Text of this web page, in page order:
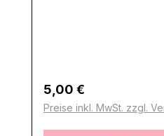
Regulärer Preis:
5,00 €
Preise inkl. MwSt. zzgl.